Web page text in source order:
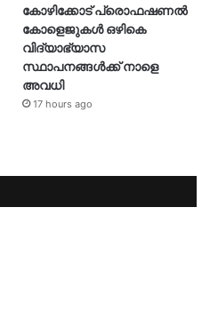
കോഴിക്കോട് പ്രൊഫഷണൽ
കോളെജുകൾ ഒഴികെ
വിദ്യാഭ്യാസ
സ്ഥാപനങ്ങൾക്ക് നാളെ
അവധി
17 hours ago